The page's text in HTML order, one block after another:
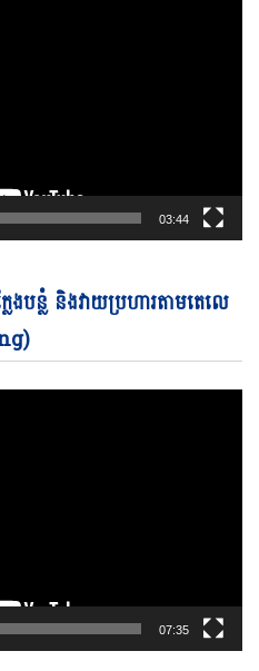
03:44
ែងបន្លំ និងវាយប្រហារតាមតេលេ
07:35